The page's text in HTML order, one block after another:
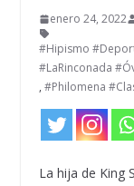
enero 24, 2022
#Hipismo
#LaRinconada
, #Philomena
La hija de King